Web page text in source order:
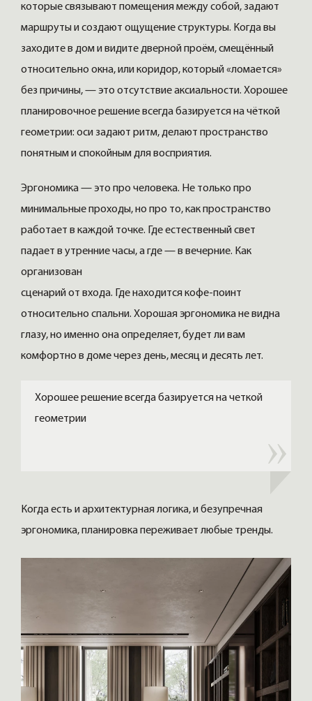
которые связывают помещения между собой, задают
маршруты и создают ощущение структуры. Когда вы
заходите в дом и видите дверной проём, смещённый
относительно окна, или коридор, который «ломается»
без причины, — это отсутствие аксиальности. Хорошее
планировочное решение всегда базируется на чёткой
геометрии: оси задают ритм, делают пространство
понятным и спокойным для восприятия.
Эргономика — это про человека. Не только про
минимальные проходы, но про то, как пространство
работает в каждой точке. Где естественный свет
падает в утренние часы, а где — в вечерние. Как
организован
сценарий от входа. Где находится кофе-поинт
относительно спальни. Хорошая эргономика не видна
глазу, но именно она определяет, будет ли вам
комфортно в доме через день, месяц и десять лет.
Хорошее решение всегда базируется на четкой
геометрии
Когда есть и архитектурная логика, и безупречная
эргономика, планировка переживает любые тренды.